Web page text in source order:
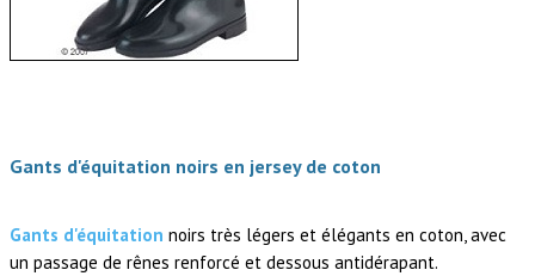
Gants d'équitation noirs en jersey de coton
Gants d'équitation noirs très légers et élégants en coton, avec
un passage de rênes renforcé et dessous antidérapant.